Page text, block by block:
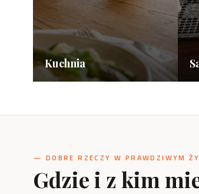
Kuchnia
— DOBRE RZECZY W PRAWDZIWYM
Gdzie i z kim